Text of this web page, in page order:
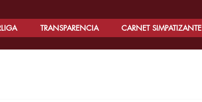
TRANSPARENCIA CARNET SIMPATIZANTE